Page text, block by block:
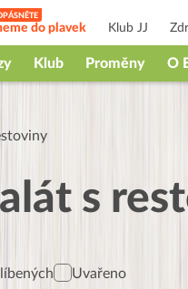
do plavek Klub JJ
Klub Proměny O
s
Uvařeno